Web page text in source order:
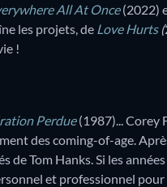
All At Once(2022)
les projets, de Love Hurts(
!
Perdue(1987)... Corey
des coming-of-age.
de Tom Hanks. Si les
et professionnel pour